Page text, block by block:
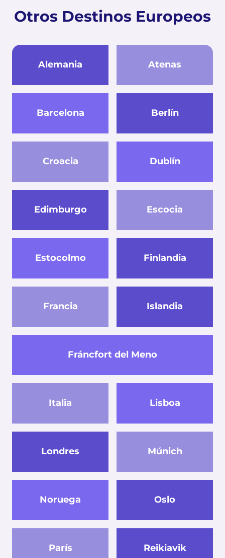
Otros Destinos Europeos
Alemania Atenas
Barcelona Berlín
Croacia Dublín
Edimburgo Escocia
Estocolmo Finlandia
Francia
Fráncfort del Meno
Islandia
Italia Lisboa
Londres Múnich
Noruega Oslo
París Reikiavik